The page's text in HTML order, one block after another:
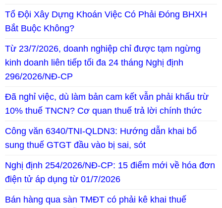
Tổ Đội Xây Dựng Khoán Việc Có Phải Đóng BHXH
Bắt Buộc Không?
Từ 23/7/2026, doanh nghiệp chỉ được tạm ngừng
kinh doanh liên tiếp tối đa 24 tháng Nghị định
296/2026/NĐ-CP
Đã nghỉ việc, dù làm bản cam kết vẫn phải khấu trừ
10% thuế TNCN? Cơ quan thuế trả lời chính thức
Công văn 6340/TNI-QLDN3: Hướng dẫn khai bổ
sung thuế GTGT đầu vào bị sai, sót
Nghị định 254/2026/NĐ-CP: 15 điểm mới về hóa đơn
điện tử áp dụng từ 01/7/2026
Bán hàng qua sàn TMĐT có phải kê khai thuế